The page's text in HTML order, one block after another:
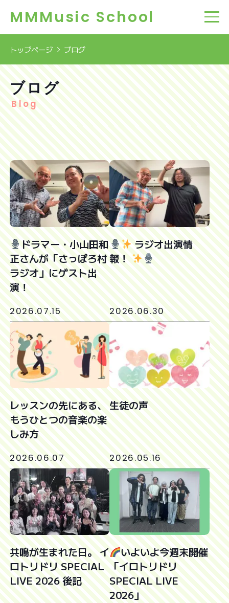
MMMusic School
トップページ ブログ
ブログ
Blog
ドラマー・小山田和
正さんが「さっぽろ村
ラジオ」にゲスト出
演！
2026.07.15
ラジオ出演情
報！
2026.06.30
レッスンの先にある、
もうひとつの音楽の楽
しみ方
2026.06.07
生徒の声
2026.05.16
共鳴が生まれた日。 イ
ロトリドリ SPECIAL
LIVE 2026 後記
いよいよ今週末開催
「イロトリドリ
SPECIAL LIVE
2026」